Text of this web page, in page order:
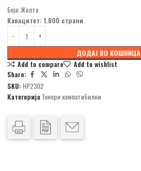
Боја: Жолта
Капацитет: 1.800 страни
ДОДАЈ ВО КОШНИЦА
Add to compare
Add to wishlist
Share:
SKU: HP2302
КатегоријаТонери компатибилни